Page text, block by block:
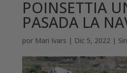
POINSETTIA
PASADA LA
por Mari Ivars | Dic 5, 2022|